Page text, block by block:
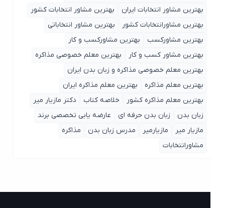
بهترین مشاور انتخابات ایران
بهترین مشاور انتخابات کشور
بهترین مشاورانتخابات کشور
بهترین مشاور انتخاباتی
بهترین مشاورکسب
بهترین مشاورکسب و کار
بهترین مشاور کسب و کار
بهترین معلم خصوصی مذاکره
بهترین معلم خصوصی مذاکره و زبان بدن ایران
بهترین معلم مذاکره
بهترین معلم مذاکره ایران
بهترین معلم مذاکره کشور
خلاصه کتاب
دکتر مازیار میر
زبان بدن
زبان بدن حرفه ای
عارضه یابی تخصصی برند
مازیار میر
مازیارمیر مدرس زبان بدن
مذاکره
مشاورانتخابات